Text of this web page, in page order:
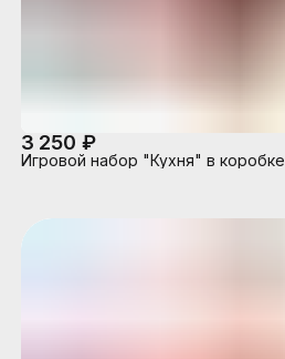
3 250 ₽
Игровой набор "Кухня" в коробке